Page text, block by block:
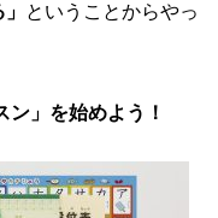
ということからやっ
」を始めよう！